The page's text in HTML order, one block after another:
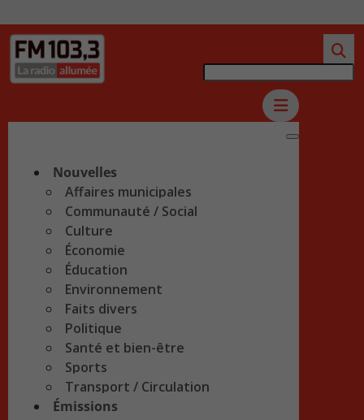
Nouvelles
Affaires municipales
Communauté / Social
Culture
Économie
Éducation
Environnement
Faits divers
Politique
Santé et bien-être
Sports
Transport / Circulation
Émissions